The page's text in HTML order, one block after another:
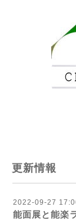
更新情報
2022-09-27
能面展と能楽